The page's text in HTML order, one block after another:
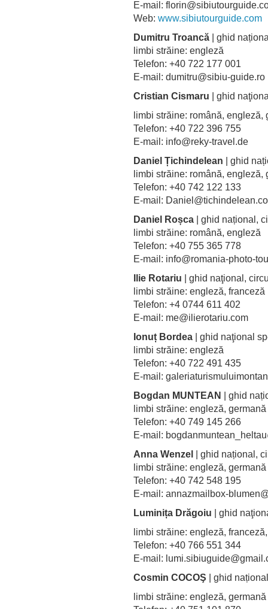
E-mail:
Web: www.sibiutourguide.com
Dumitru Troancă | ghid
limbi străine: engleză
Telefon: +40 722 177 001
E-mail: dumitru@sibiu-
Cristian Cismaru | ghid
limbi străine: română,
Telefon: +40 722 396 755
E-mail: info@reky-travel.de
Daniel Țichindelean | ghid
limbi străine: română, engleză,
Telefon: +40 742 122 133
E-mail:
Daniel Roșca | ghid național,
limbi străine: română, engleză
Telefon: +40 755 365 778
E-mail: info@romania-photo-
Ilie Rotariu | ghid naţional,
limbi străine: engleză, franceză
Telefon: +4 0744 611 402
E-mail: me@ilierotariu.com
Ionuț Bordea | ghid naţional
limbi străine: engleză
Telefon: +40 722 491 435
E-mail:
Bogdan MUNTEAN | ghid
limbi străine: engleză,
Telefon: +40 749 145 266
E-mail:
Anna Wenzel | ghid național,
limbi străine: engleză,
Telefon: +40 742 548 195
E-mail: annazmailbox-
Luminița Drăgoiu | ghid
limbi străine: engleză,
Telefon: +40 766 551 344
E-mail:
Cosmin COCOŞ | ghid
limbi străine: engleză,